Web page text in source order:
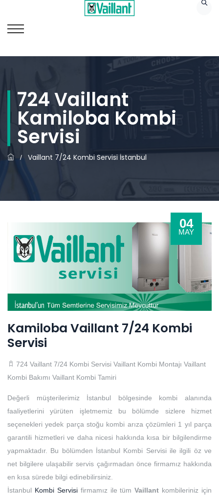
724 Vaillant
Kamiloba Kombi
Servisi
/ Vaillant 7/24 Kombi Servisi İstanbul
04
MAY
Kamiloba Vaillant 7/24 Kombi
Servisi
724 Vaillant 7/24 Kombi Servisi Vaillant Kombi Montajı Vaillant
Kombi Bakımı Vaillant Kombi Tamiri
Değerli müşterilerimiz İstanbul bölgesinde kombi alanında
faaliyetlerini yürüten işletmemiz bu bölümde sizlere hizmet
seçenekleri yedek parça stoğu kombi arıza çözümleri 1 yıl parça
garantili hizmetleri ve daha nicesi hakkında kısa bir bilgilendirme
yapmaktadır. Bu bölümden İstanbul Kombi Servisi ile ilgili öz ve
net bilgilere ulaşabilir servis çağırmadan önce firmamız hakkında
en kısa sürede bilgi edinebilirsiniz.
İstanbul Kombi Servisi firmamız ile tümVaillant kombileriniz için